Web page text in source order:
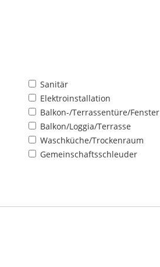
Sanitär
Elektroinstallation
Balkon-/Terrassentüre/Fenster
Balkon/Loggia/Terrasse
Waschküche/Trockenraum
Gemeinschaftsschleuder